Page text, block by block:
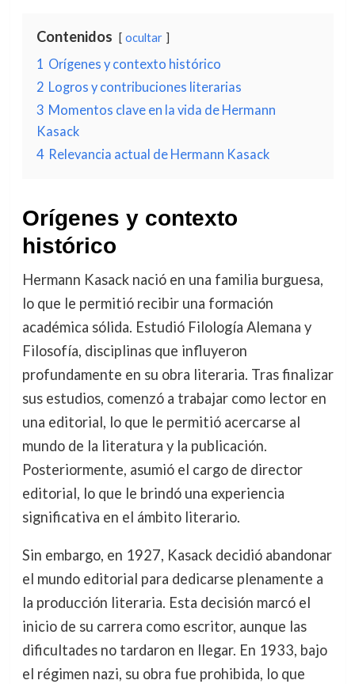
Contenidos ocultar
1 Orígenes y contexto histórico
2 Logros y contribuciones literarias
3 Momentos clave en la vida de Hermann
Kasack
4 Relevancia actual de Hermann Kasack
Orígenes y contexto
histórico
Hermann Kasack nació en una familia burguesa,
lo que le permitió recibir una formación
académica sólida. Estudió Filología Alemana y
Filosofía, disciplinas que influyeron
profundamente en su obra literaria. Tras finalizar
sus estudios, comenzó a trabajar como lector en
una editorial, lo que le permitió acercarse al
mundo de la literatura y la publicación.
Posteriormente, asumió el cargo de director
editorial, lo que le brindó una experiencia
significativa en el ámbito literario.
Sin embargo, en 1927, Kasack decidió abandonar
el mundo editorial para dedicarse plenamente a
la producción literaria. Esta decisión marcó el
inicio de su carrera como escritor, aunque las
dificultades no tardaron en llegar. En 1933, bajo
el régimen nazi, su obra fue prohibida, lo que